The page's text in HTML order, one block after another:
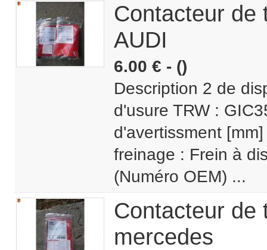
Contacteur de
AUDI
6.00 € - ()
Description 2 de
d'usure TRW :
d'avertissment
freinage : Frein à
(Numéro OEM) ...
Contacteur de
mercedes